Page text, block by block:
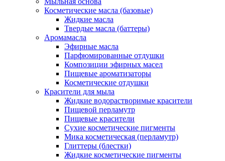
Косметические масла (базовые)
Жидкие масла
Твердые масла (баттеры)
Аромамасла
Эфирные масла
Парфюмированные отдушки
Композиции эфирных масел
Пищевые ароматизаторы
Косметические отдушки
Красители для мыла
Жидкие водорастворимые красители
Пищевой перламутр
Пищевые красители
Сухие косметические пигменты
Мика косметическая (перламутр)
Глиттеры (блестки)
Жидкие косметические пигменты